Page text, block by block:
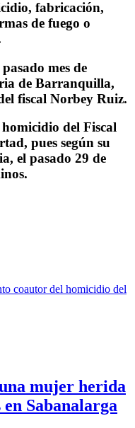
fabricación,
de fuego o
mes de
de Barranquilla,
fiscal Norbey Ruiz.
del Fiscal
pues según su
el pasado 29 de
coautor del homicidio del
mujer herida
Sabanalarga